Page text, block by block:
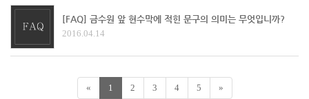
[FAQ] 금수원 앞 현수막에 적힌 문구의 의미는 무엇입니까?
2016.04.14
« 1 2 3 4 5 »